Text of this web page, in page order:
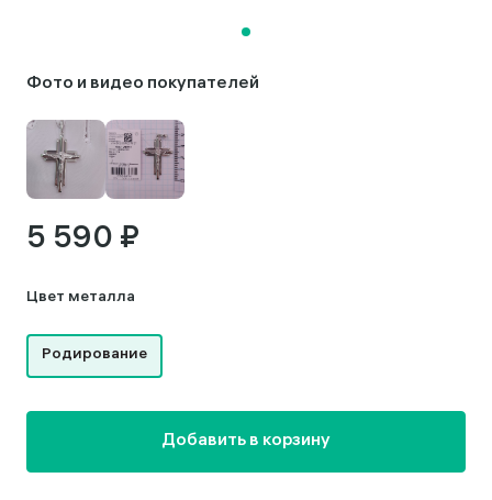
Фото и видео покупателей
5 590 ₽
Цвет металла
Родирование
Добавить в корзину